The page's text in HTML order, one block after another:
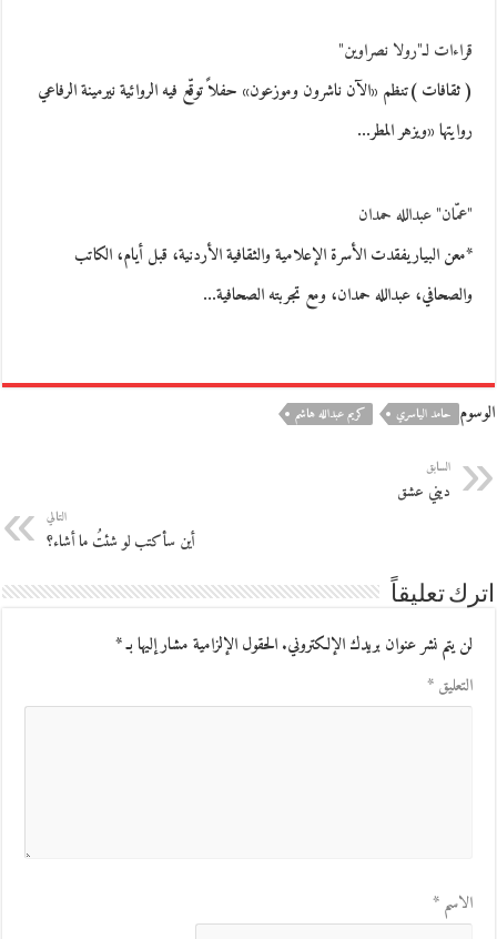
قراءات لـ"رولا نصراوين"
( ثقافات )تنظم «الآن ناشرون وموزعون» حفلاً توقّع فيه الروائية نيرمينة الرفاعي
روايتها «ويزهر المطر…
"عمّان" عبدالله حمدان
*معن البياريفقدت الأسرة الإعلامية والثقافية الأردنية، قبل أيام، الكاتب
والصحافي، عبدالله حمدان، ومع تجربته الصحافية…
الوسوم حامد الياسري كريم عبدالله هاشم
السابق
ديني عشق
التالي
أين سأكتب لو شئتُ ما أشاء؟
اترك تعليقاً
لن يتم نشر عنوان بريدك الإلكتروني.الحقول الإلزامية مشار إليها بـ*
التعليق*
الاسم*